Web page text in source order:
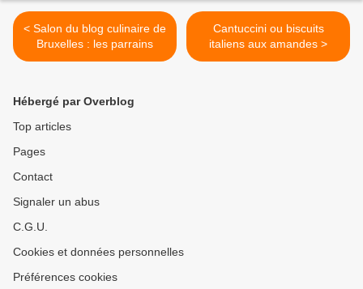
< Salon du blog culinaire de
Bruxelles : les parrains
Cantuccini ou biscuits
italiens aux amandes >
Hébergé par Overblog
Top articles
Pages
Contact
Signaler un abus
C.G.U.
Cookies et données personnelles
Préférences cookies